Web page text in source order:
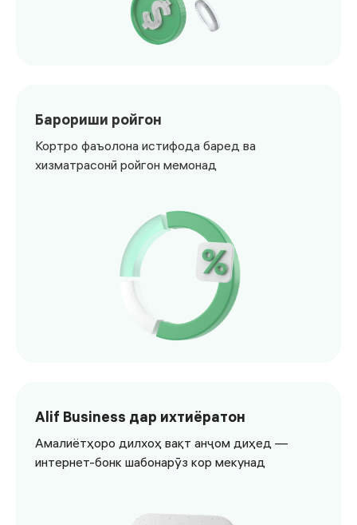
Барориши ройгон
Кортро фаъолона истифода баред ва
хизматрасонӣ ройгон мемонад
Alif Business дар ихтиёратон
Амалиётҳоро дилхоҳ вақт анҷом диҳед —
интернет-бонк шабонарӯз кор мекунад